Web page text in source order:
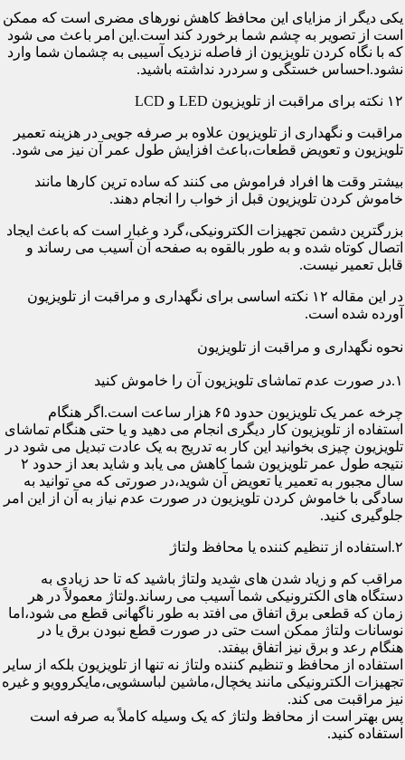
یکی دیگر از مزایای این محافظ کاهش نورهای مضری است که ممکن
است از تصویر به چشم شما برخورد کند است.این امر باعث می شود
که با نگاه کردن تلویزیون از فاصله نزدیک آسیبی به چشمان شما وارد
نشود.احساس خستگی و سردرد نداشته باشید.
۱۲ نکته برای مراقبت از تلویزیون LED و LCD
مراقبت و نگهداری از تلویزیون علاوه بر صرفه جویی در هزینه تعمیر
تلویزیون و تعویض قطعات،باعث افزایش طول عمر آن نیز می شود.
بیشتر وقت ها افراد فراموش می کنند که ساده ترین کارها مانند
خاموش کردن تلویزیون قبل از خواب را انجام دهند.
بزرگترین دشمن تجهیزات الکترونیکی،گرد و غبار است که باعث ایجاد
اتصال کوتاه شده و به طور بالقوه به صفحه آن آسیب می رساند و
قابل تعمیر نیست.
در این مقاله ۱۲ نکته اساسی برای نگهداری و مراقبت از تلویزیون
آورده شده است.
نحوه نگهداری و مراقبت از تلویزیون
۱.در صورت عدم تماشای تلویزیون آن را خاموش کنید
چرخه عمر یک تلویزیون حدود ۶۵ هزار ساعت است.اگر هنگام
استفاده از تلویزیون کار دیگری انجام می دهید و یا حتی هنگام تماشای
تلویزیون چیزی بخوانید این کار به تدریج به یک عادت تبدیل می شود در
نتیجه طول عمر تلویزیون شما کاهش می یابد و شاید بعد از حدود ۲
سال مجبور به تعمیر یا تعویض آن شوید،در صورتی که می توانید به
سادگی با خاموش کردن تلویزیون در صورت عدم نیاز به آن از این امر
جلوگیری کنید.
۲.استفاده از تنظیم کننده یا محافظ ولتاژ
مراقب کم و زیاد شدن های شدید ولتاژ باشید که تا حد زیادی به
دستگاه های الکترونیکی شما آسیب می رساند.ولتاژ معمولاً در هر
زمان که قطعی برق اتفاق می افتد به طور ناگهانی قطع می شود،اما
نوسانات ولتاژ ممکن است حتی در صورت قطع نبودن برق یا در
هنگام رعد و برق نیز اتفاق بیفتد.
استفاده از محافظ و تنظیم کننده ولتاژ نه تنها از تلویزیون بلکه از سایر
تجهیزات الکترونیکی مانند یخچال،ماشین لباسشویی،مایکروویو و غیره
نیز مراقبت می کند.
پس بهتر است از محافظ ولتاژ که یک وسیله کاملاً به صرفه است
استفاده کنید.